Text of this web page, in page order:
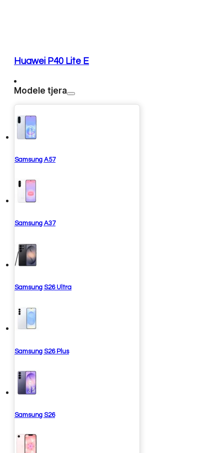
Huawei P40 Lite E
Modele tjera
Samsung A57
Samsung A37
Samsung S26 Ultra
Samsung S26 Plus
Samsung S26